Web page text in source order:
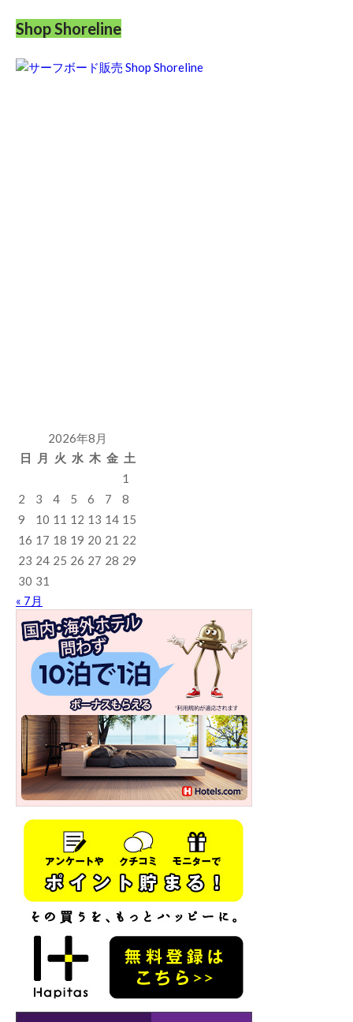
Shop Shoreline
2026年8月
日
月 火 水 木 金 土
1
2
3 4 5 6 7
8
9
10 11 12 13 14 15
16 17 18 19 20 21 22
23 24 25 26 27 28 29
30 31
« 7月